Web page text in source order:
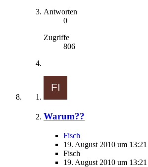
Antworten
0
Zugriffe
806
Warum??
Fisch
19. August 2010 um 13:21
Fisch
19. August 2010 um 13:21